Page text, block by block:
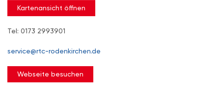
Kartenansicht öffnen
Tel: 0173 2993901
service@rtc-rodenkirchen.de
Webseite besuchen